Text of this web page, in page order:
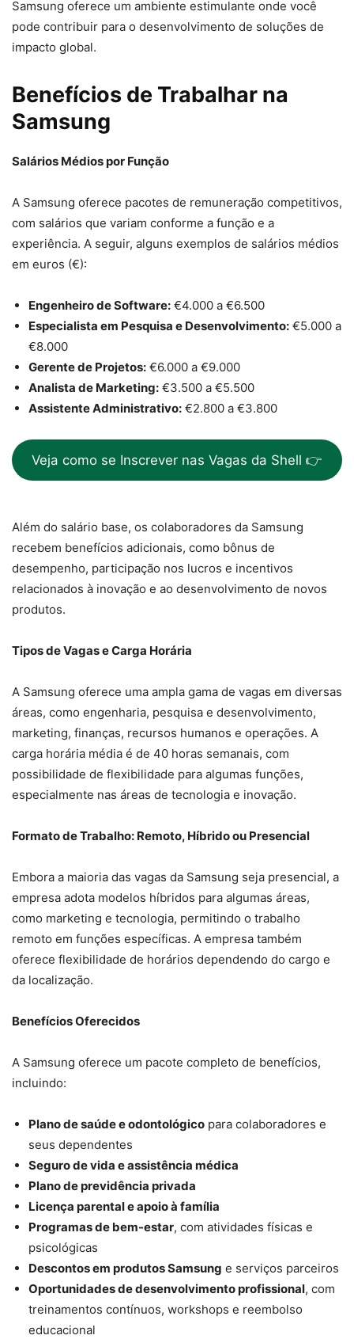
Samsung oferece um ambiente estimulante onde você
pode contribuir para o desenvolvimento de soluções de
impacto global.
Benefícios de Trabalhar na
Samsung
Salários Médios por Função
A Samsung oferece pacotes de remuneração competitivos,
com salários que variam conforme a função e a
experiência. A seguir, alguns exemplos de salários médios
em euros (€):
Engenheiro de Software: €4.000 a €6.500
Especialista em Pesquisa e Desenvolvimento: €5.000 a
€8.000
Gerente de Projetos: €6.000 a €9.000
Analista de Marketing: €3.500 a €5.500
Assistente Administrativo: €2.800 a €3.800
Veja como se Inscrever nas Vagas da Shell 👉
Além do salário base, os colaboradores da Samsung
recebem benefícios adicionais, como bônus de
desempenho, participação nos lucros e incentivos
relacionados à inovação e ao desenvolvimento de novos
produtos.
Tipos de Vagas e Carga Horária
A Samsung oferece uma ampla gama de vagas em diversas
áreas, como engenharia, pesquisa e desenvolvimento,
marketing, finanças, recursos humanos e operações. A
carga horária média é de 40 horas semanais, com
possibilidade de flexibilidade para algumas funções,
especialmente nas áreas de tecnologia e inovação.
Formato de Trabalho: Remoto, Híbrido ou Presencial
Embora a maioria das vagas da Samsung seja presencial, a
empresa adota modelos híbridos para algumas áreas,
como marketing e tecnologia, permitindo o trabalho
remoto em funções específicas. A empresa também
oferece flexibilidade de horários dependendo do cargo e
da localização.
Benefícios Oferecidos
A Samsung oferece um pacote completo de benefícios,
incluindo:
Plano de saúde e odontológico para colaboradores e
seus dependentes
Seguro de vida e assistência médica
Plano de previdência privada
Licença parental e apoio à família
Programas de bem-estar, com atividades físicas e
psicológicas
Descontos em produtos Samsung e serviços parceiros
Oportunidades de desenvolvimento profissional, com
treinamentos contínuos, workshops e reembolso
educacional